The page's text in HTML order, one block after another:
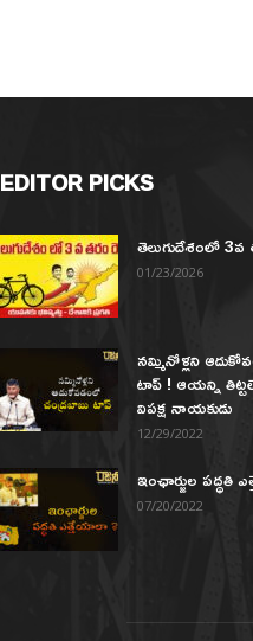
EDITOR PICKS
తెలుగుదేశంలో 3వ
01/23/2026
నమ్మినోళ్లని
టాప్ ! ఆయన్ని
విపక్ష నాయకుడు
12/29/2022
ఇంఛార్జుల పద్ధతి
07/20/2022